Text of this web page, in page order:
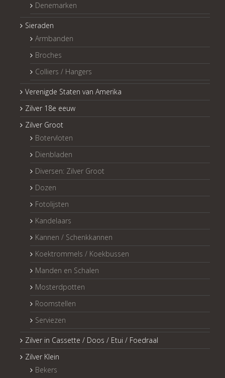
Denemarken
Sieraden
Armbanden
Broches
Colliers / Hangers
Verenigde Staten van Amerika
Zilver 18e eeuw
Zilver Groot
Botervloten
Dienbladen
Diversen: Zilver Groot
Dozen
Fotolijsten
Kandelaars
Kannen / Schenkkannen
Koektrommels / Koekbussen
Manden en Schalen
Mosterdpotten
Roomstellen
Serviezen
Zilver in Cassette / Doos / Etui / Foedraal
Zilver Klein
Bekers